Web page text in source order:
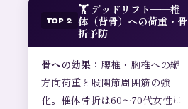
TOP 2
🏋️ デッドリフト——椎
体（背骨）への荷重・骨
折予防
骨への効果： 腰椎・胸椎への縦
方向荷重と股関節周囲筋の強
化。椎体骨折は60〜70代女性に